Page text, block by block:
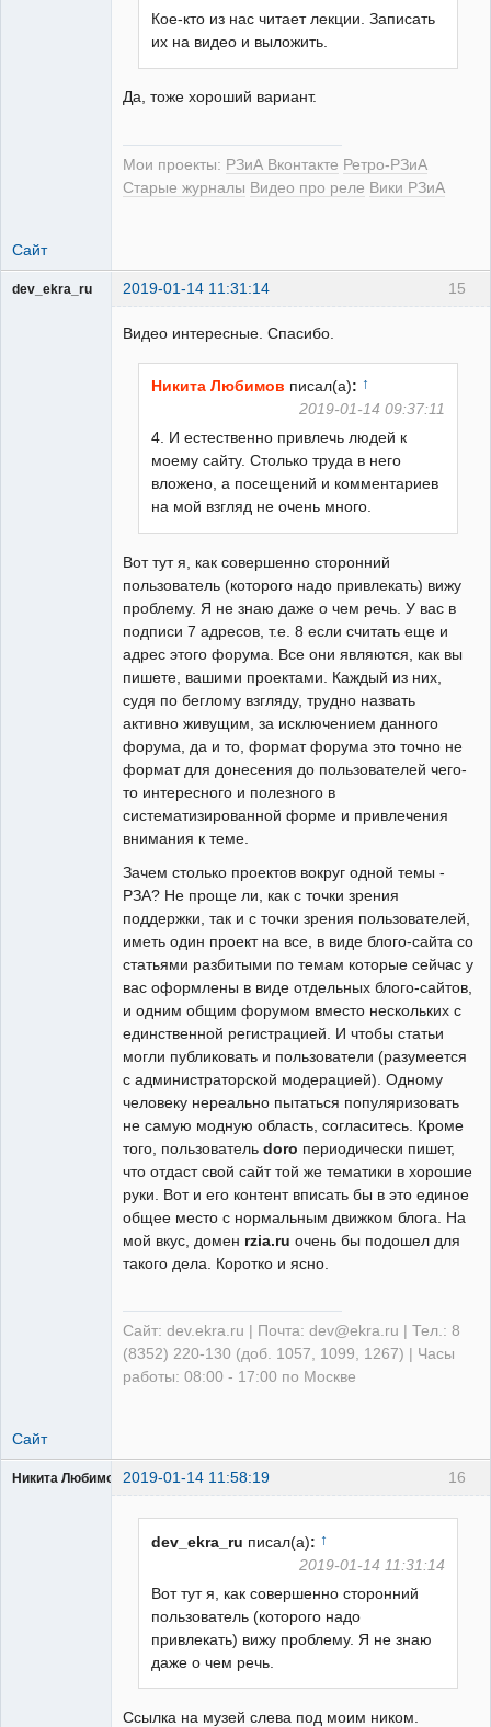
Кое-кто из нас читает лекции. Записать
их на видео и выложить.
Да, тоже хороший вариант.
Мои проекты: РЗиА Вконтакте Ретро-РЗиА
Старые журналы Видео про реле Вики РЗиА
Сайт
15
dev_ekra_ru 2019-01-14 11:31:14
Видео интересные. Спасибо.
Никита Любимов писал(а): ↑
2019-01-14 09:37:11
4. И естественно привлечь людей к
моему сайту. Столько труда в него
вложено, а посещений и комментариев
на мой взгляд не очень много.
Вот тут я, как совершенно сторонний
пользователь (которого надо привлекать) вижу
проблему. Я не знаю даже о чем речь. У вас в
подписи 7 адресов, т.е. 8 если считать еще и
адрес этого форума. Все они являются, как вы
пишете, вашими проектами. Каждый из них,
судя по беглому взгляду, трудно назвать
активно живущим, за исключением данного
форума, да и то, формат форума это точно не
формат для донесения до пользователей чего-
то интересного и полезного в
систематизированной форме и привлечения
внимания к теме.
Зачем столько проектов вокруг одной темы -
РЗА? Не проще ли, как с точки зрения
поддержки, так и с точки зрения пользователей,
иметь один проект на все, в виде блого-сайта со
статьями разбитыми по темам которые сейчас у
вас оформлены в виде отдельных блого-сайтов,
и одним общим форумом вместо нескольких с
единственной регистрацией. И чтобы статьи
могли публиковать и пользователи (разумеется
с администраторской модерацией). Одному
человеку нереально пытаться популяризовать
не самую модную область, согласитесь. Кроме
того, пользователь doro периодически пишет,
что отдаст свой сайт той же тематики в хорошие
руки. Вот и его контент вписать бы в это единое
общее место с нормальным движком блога. На
мой вкус, домен rzia.ru очень бы подошел для
такого дела. Коротко и ясно.
Сайт: dev.ekra.ru | Почта: dev@ekra.ru | Тел.: 8
(8352) 220-130 (доб. 1057, 1099, 1267) | Часы
работы: 08:00 - 17:00 по Москве
Сайт
16
Никита Любимов 2019-01-14 11:58:19
dev_ekra_ru писал(а): ↑
2019-01-14 11:31:14
Вот тут я, как совершенно сторонний
пользователь (которого надо
привлекать) вижу проблему. Я не знаю
даже о чем речь.
Ссылка на музей слева под моим ником.